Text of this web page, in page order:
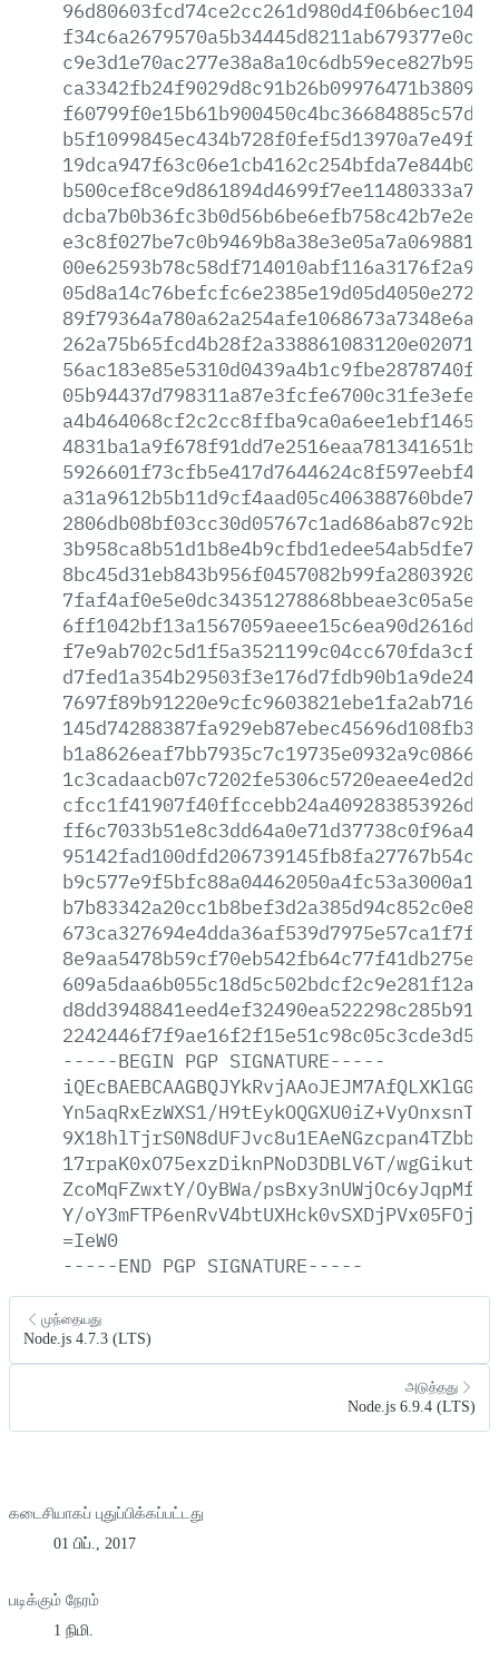
-----BEGIN PGP SIGNATURE-----
Yn5aqRxEzWXS1/
17rpaK0xO75exzDiknPNoD3DBLV6T/
ZcoMqFZwxtY/OyBWa/
Y/
=IeW0
-----END PGP SIGNATURE-----
முந்தையது
Node.js 4.7.3 (LTS)
அடுத்தது
Node.js 6.9.4 (LTS)
கடைசியாகப் புதுப்பிக்கப்பட்டது
01 பிப்., 2017
படிக்கும் நேரம்
1 நிமி.